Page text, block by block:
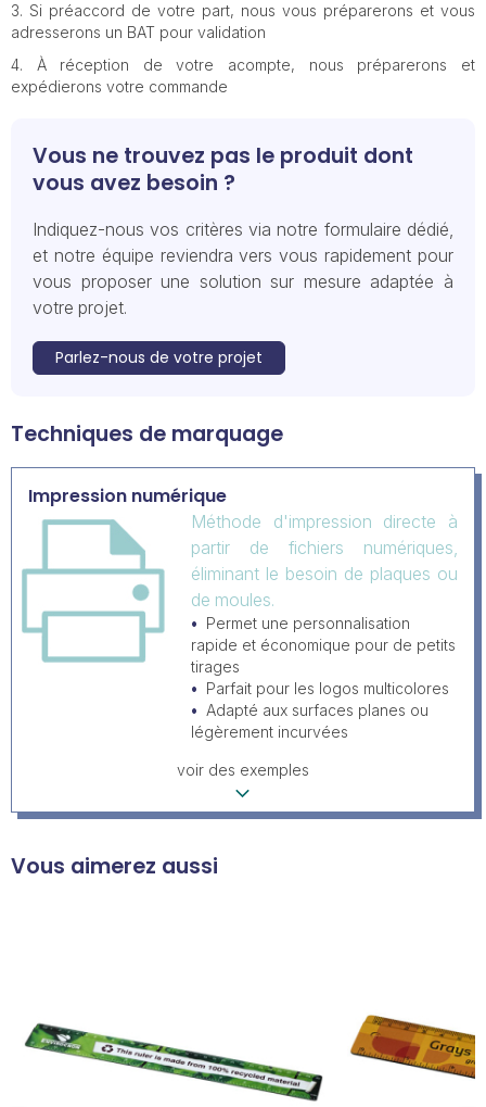
Si préaccord de votre part, nous vous préparerons et vous
adresserons un BAT pour validation
À réception de votre acompte, nous préparerons et
expédierons votre commande
Vous ne trouvez pas le produit dont
vous avez besoin ?
Indiquez-nous vos critères via notre formulaire dédié,
et notre équipe reviendra vers vous rapidement pour
vous proposer une solution sur mesure adaptée à
votre projet.
Parlez-nous de votre projet
Techniques de marquage
Impression numérique
Méthode d'impression directe à
partir de fichiers numériques,
éliminant le besoin de plaques ou
de moules.
Permet une personnalisation
rapide et économique pour de petits
tirages
Parfait pour les logos multicolores
Adapté aux surfaces planes ou
légèrement incurvées
voir des exemples
Vous aimerez aussi